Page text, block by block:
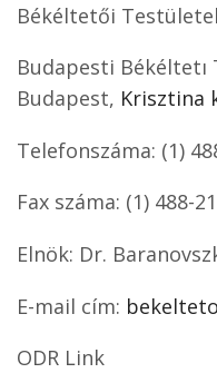
Békéltetői
Budapesti Békéltetı
Budapest, Krisztina
Telefonszáma: (1)
Fax száma: (1) 488-
Elnök: Dr.
E-mail cím:
ODR Link